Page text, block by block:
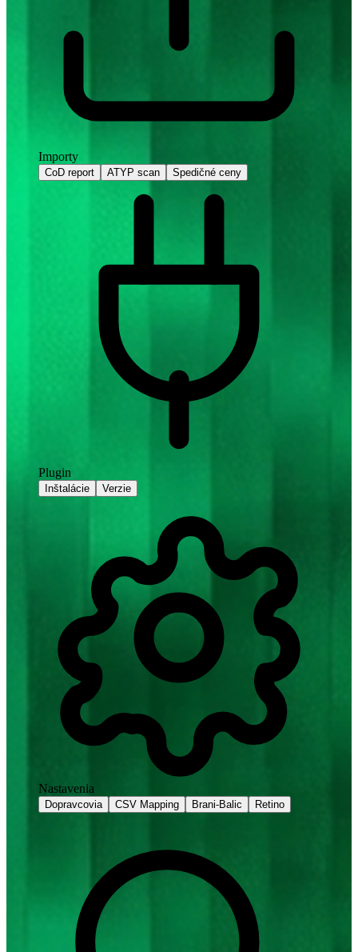
Importy
CoD report ATYP scan Spedičné ceny
Plugin
Inštalácie Verzie
Nastavenia
Dopravcovia CSV Mapping Brani-Balic Retino